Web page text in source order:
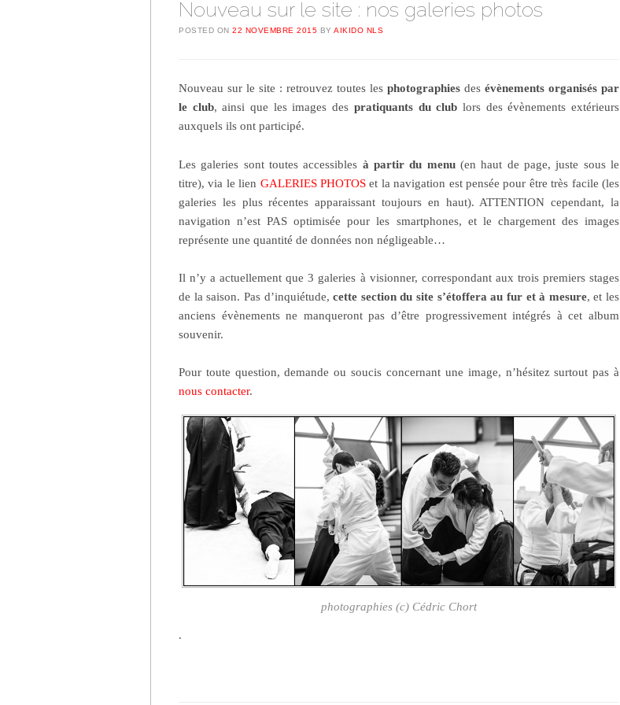
Nouveau sur le site : nos galeries photos
POSTED ON 22 NOVEMBRE 2015 BY AIKIDO NLS
Nouveau sur le site : retrouvez toutes les photographies des évènements organisés par
le club, ainsi que les images des pratiquants du club lors des évènements extérieurs
auxquels ils ont participé.
Les galeries sont toutes accessibles à partir du menu(en haut de page, juste sous le
titre), via le lien GALERIES PHOTOS et la navigation est pensée pour être très facile (les
galeries les plus récentes apparaissant toujours en haut). ATTENTION cependant, la
navigation n’est PAS optimisée pour les smartphones, et le chargement des images
représente une quantité de données non négligeable…
Il n’y a actuellement que 3 galeries à visionner, correspondant aux trois premiers stages
de la saison. Pas d’inquiétude,cette section du site s’étoffera au fur et à mesure, et les
anciens évènements ne manqueront pas d’être progressivement intégrés à cet album
souvenir.
Pour toute question, demande ou soucis concernant une image, n’hésitez surtout pas à
nous contacter.
photographies (c) Cédric Chort
.